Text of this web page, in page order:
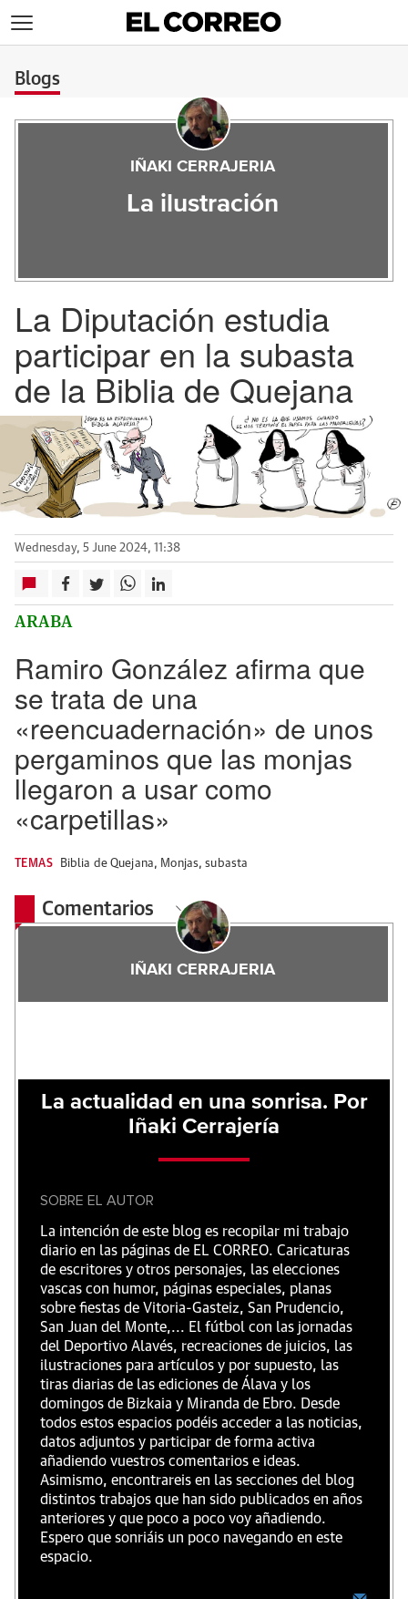
Blogs
IÑAKI CERRAJERIA
La ilustración
La Diputación estudia
participar en la subasta
de la Biblia de Quejana
Wednesday, 5 June 2024, 11:38
ARABA
Ramiro González afirma que
se trata de una
«reencuadernación» de unos
pergaminos que las monjas
llegaron a usar como
«carpetillas»
TEMAS Biblia de Quejana, Monjas,subasta
Comentarios
IÑAKI CERRAJERIA
La actualidad en una sonrisa. Por
Iñaki Cerrajería
SOBRE EL AUTOR
La intención de este blog es recopilar mi trabajo
diario en las páginas de EL CORREO. Caricaturas
de escritores y otros personajes, las elecciones
vascas con humor, páginas especiales, planas
sobre fiestas de Vitoria-Gasteiz, San Prudencio,
San Juan del Monte,... El fútbol con las jornadas
del Deportivo Alavés, recreaciones de juicios, las
ilustraciones para artículos y por supuesto, las
tiras diarias de las ediciones de Álava y los
domingos de Bizkaia y Miranda de Ebro. Desde
todos estos espacios podéis acceder a las noticias,
datos adjuntos y participar de forma activa
añadiendo vuestros comentarios e ideas.
Asimismo, encontrareis en las secciones del blog
distintos trabajos que han sido publicados en años
anteriores y que poco a poco voy añadiendo.
Espero que sonriáis un poco navegando en este
espacio.